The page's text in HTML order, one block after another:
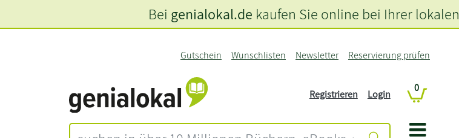
Gutschein Wunschlisten Newsletter Reservierung prüfen
Registrieren Login
0
Bei genialokal.de kaufen Sie online bei Ihrer lokalen